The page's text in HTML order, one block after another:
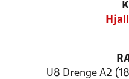
U8 Drenge A2